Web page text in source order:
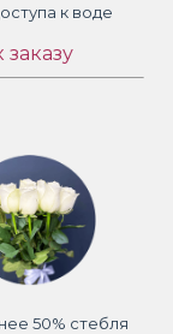
к воде
50% стебля